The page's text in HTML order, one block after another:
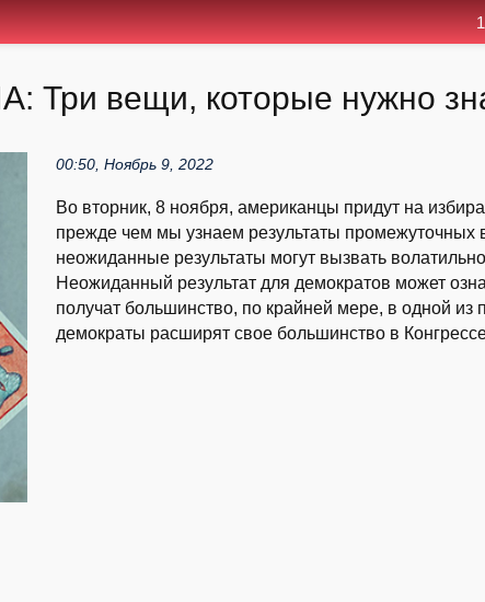
вещи, которые нужно
00:50, Ноябрь 9, 2022
Во вторник, 8 ноября, американцы придут на
прежде чем мы узнаем результаты
неожиданные результаты могут вызвать
Неожиданный результат для демократов может
получат большинство, по крайней мере, в одной из
демократы расширят свое большинство в